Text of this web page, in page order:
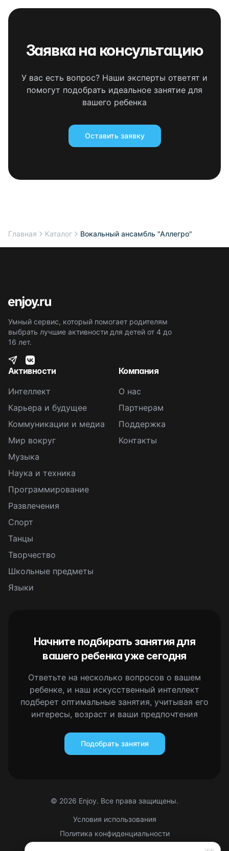
Заявка на консультацию
У вас есть вопрос? Наши эксперты ответят и
помогут подобрать идеальное занятие для
вашего ребенка
Оставить заявку
Главная Каталог Вокальный ансамбль "Аллегро"
Умный сервис, который помогает родителям
выбрать лучшие активности для детей от 4 до
16 лет.
Активности
Интеллект
Карьера и будущее
Коммуникации и медиа
Мир вокруг
Музыка
Наука и техника
Программирование
Развлечения
Спорт
Танцы
Творчество
Школьные предметы
Языки
Компания
О нас
Партнерам
Поддержка
Контакты
Начните подбирать занятия для
вашего ребенка уже сегодня
Ответьте на несколько вопросов о вашем
ребенке, и наш искусственный интеллект
подберет оптимальные занятия, учитывая его
интересы, возраст и ваши предпочтения
Подобрать занятия
© 2026 Enjoy. Все права защищены.
Условия использования
Политика конфиденциальности